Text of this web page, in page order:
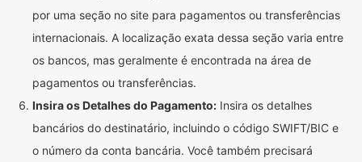
por uma seção no site para pagamentos ou transferências
internacionais. A localização exata dessa seção varia entre
os bancos, mas geralmente é encontrada na área de
pagamentos ou transferências.
Insira os Detalhes do Pagamento: Insira os detalhes
bancários do destinatário, incluindo o código SWIFT/BIC e
o número da conta bancária. Você também precisará